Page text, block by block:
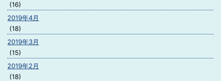
(16)
2019年4月
(18)
2019年3月
(15)
2019年2月
(18)